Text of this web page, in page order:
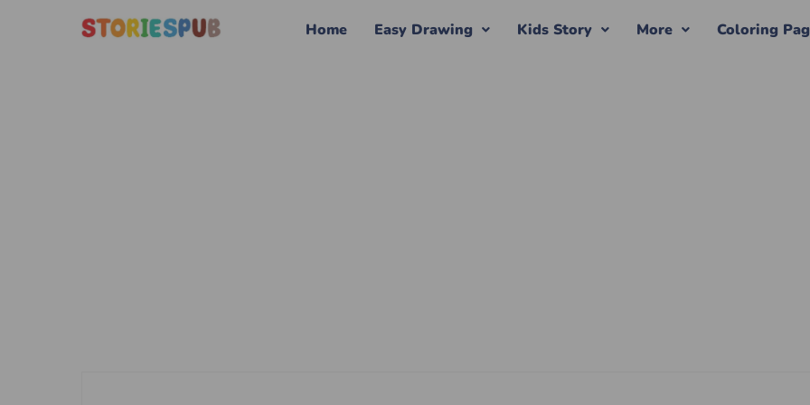
Home Easy Drawing Kids Story More Coloring